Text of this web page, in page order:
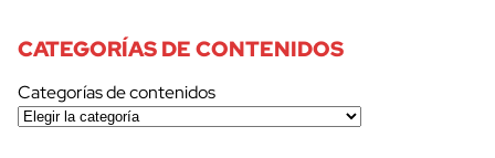
CATEGORÍAS DE CONTENIDOS
Categorías de contenidos